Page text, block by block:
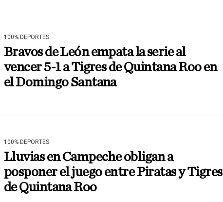
100% DEPORTES
Bravos de León empata la serie al
vencer 5-1 a Tigres de Quintana Roo en
el Domingo Santana
100% DEPORTES
Lluvias en Campeche obligan a
posponer el juego entre Piratas y Tigres
de Quintana Roo